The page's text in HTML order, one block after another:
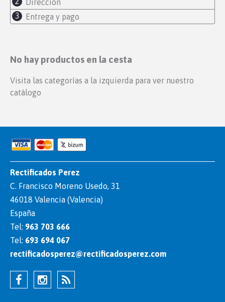
Dirección
3
Entrega y pago
No hay productos en la cesta
Visita las categorías a la izquierda para ver nuestro
catálogo
Rectificados Perez
C. Francisco Moreno Usedo, 31
46018 Valencia (Valencia)
España
Tel: 963 703 666
Tel: 693 694 067
rectificadosperez@rectificadosperez.com